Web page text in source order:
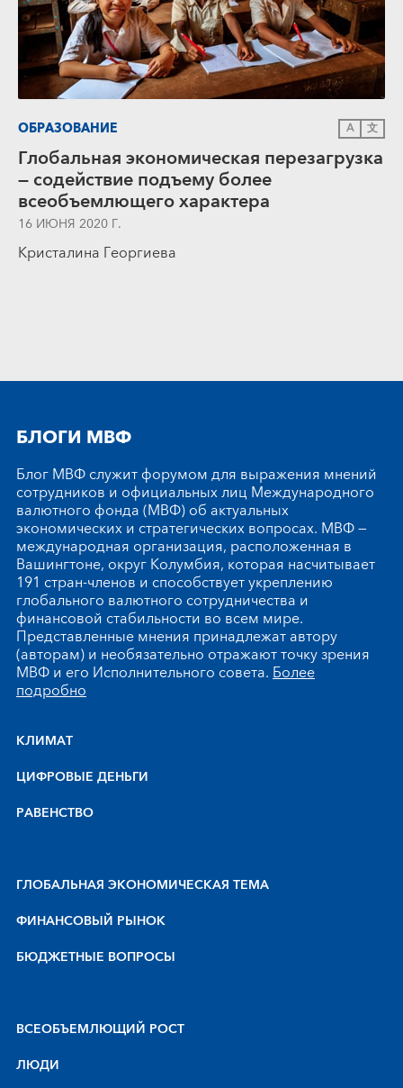
ОБРАЗОВАНИЕ A 文
Глобальная экономическая перезагрузка
— содействие подъему более
всеобъемлющего характера
16 ИЮНЯ 2020 Г.
Кристалина Георгиева
БЛОГИ МВФ
Блог МВФ служит форумом для выражения мнений
сотрудников и официальных лиц Международного
валютного фонда (МВФ) об актуальных
экономических и стратегических вопросах. МВФ —
международная организация, расположенная в
Вашингтоне, округ Колумбия, которая насчитывает
191 стран-членов и способствует укреплению
глобального валютного сотрудничества и
финансовой стабильности во всем мире.
Представленные мнения принадлежат автору
(авторам) и необязательно отражают точку зрения
МВФ и его Исполнительного совета.Более
подробно
КЛИМАТ
ЦИФРОВЫЕ ДЕНЬГИ
РАВЕНСТВО
ГЛОБАЛЬНАЯ ЭКОНОМИЧЕСКАЯ ТЕМА
ФИНАНСОВЫЙ РЫНОК
БЮДЖЕТНЫЕ ВОПРОСЫ
BCEOБЪEMЛЮЩИЙ POCT
ЛЮДИ